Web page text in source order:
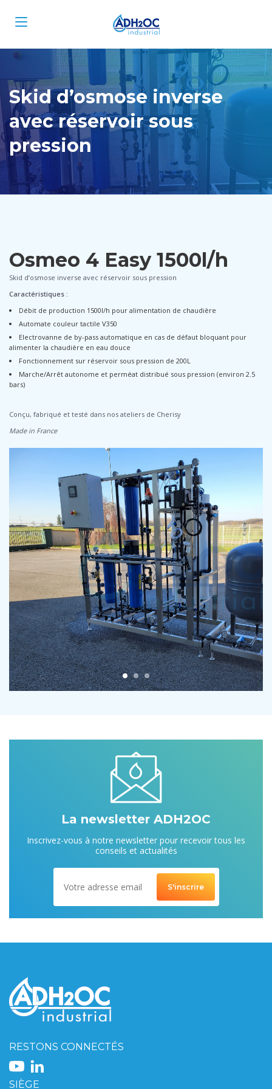
Skid d’osmose inverse
avec réservoir sous
pression
Osmeo 4 Easy 1500l/h
Skid d’osmose inverse avec réservoir sous pression
Caractéristiques :
Débit de production 1500l/h pour alimentation de chaudière
Automate couleur tactile V350
Electrovanne de by-pass automatique en cas de défaut bloquant pour
alimenter la chaudière en eau douce
Fonctionnement sur réservoir sous pression de 200L
Marche/Arrêt autonome et perméat distribué sous pression (environ 2.5
bars)
Conçu, fabriqué et testé dans nos ateliers de Cherisy
Made in France
La newsletter ADH2OC
Inscrivez-vous à notre newsletter pour recevoir tous les
conseils et actualités
RESTONS CONNECTÉS
SIÈGE